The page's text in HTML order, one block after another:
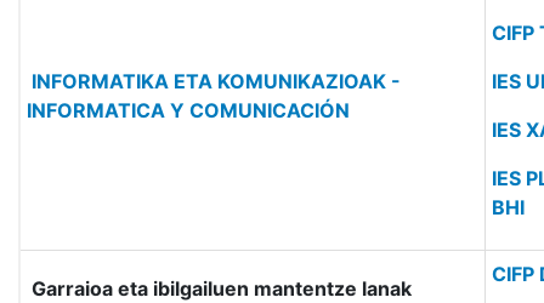
INFORMATIKA ETA KOMUNIKAZIOAK -
INFORMATICA Y COMUNICACIÓN
CIFP
IES
IES
IES
BHI
Garraioa eta ibilgailuen mantentze lanak
CIFP